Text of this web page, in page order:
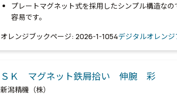
プレートマグネット式を採用したシンプル構造な
容易です。
オレンジブックページ: 2026-1-1054デジタルオレン
ＳＫ マグネット鉄屑拾い 伸腕 彩
新潟精機（株）